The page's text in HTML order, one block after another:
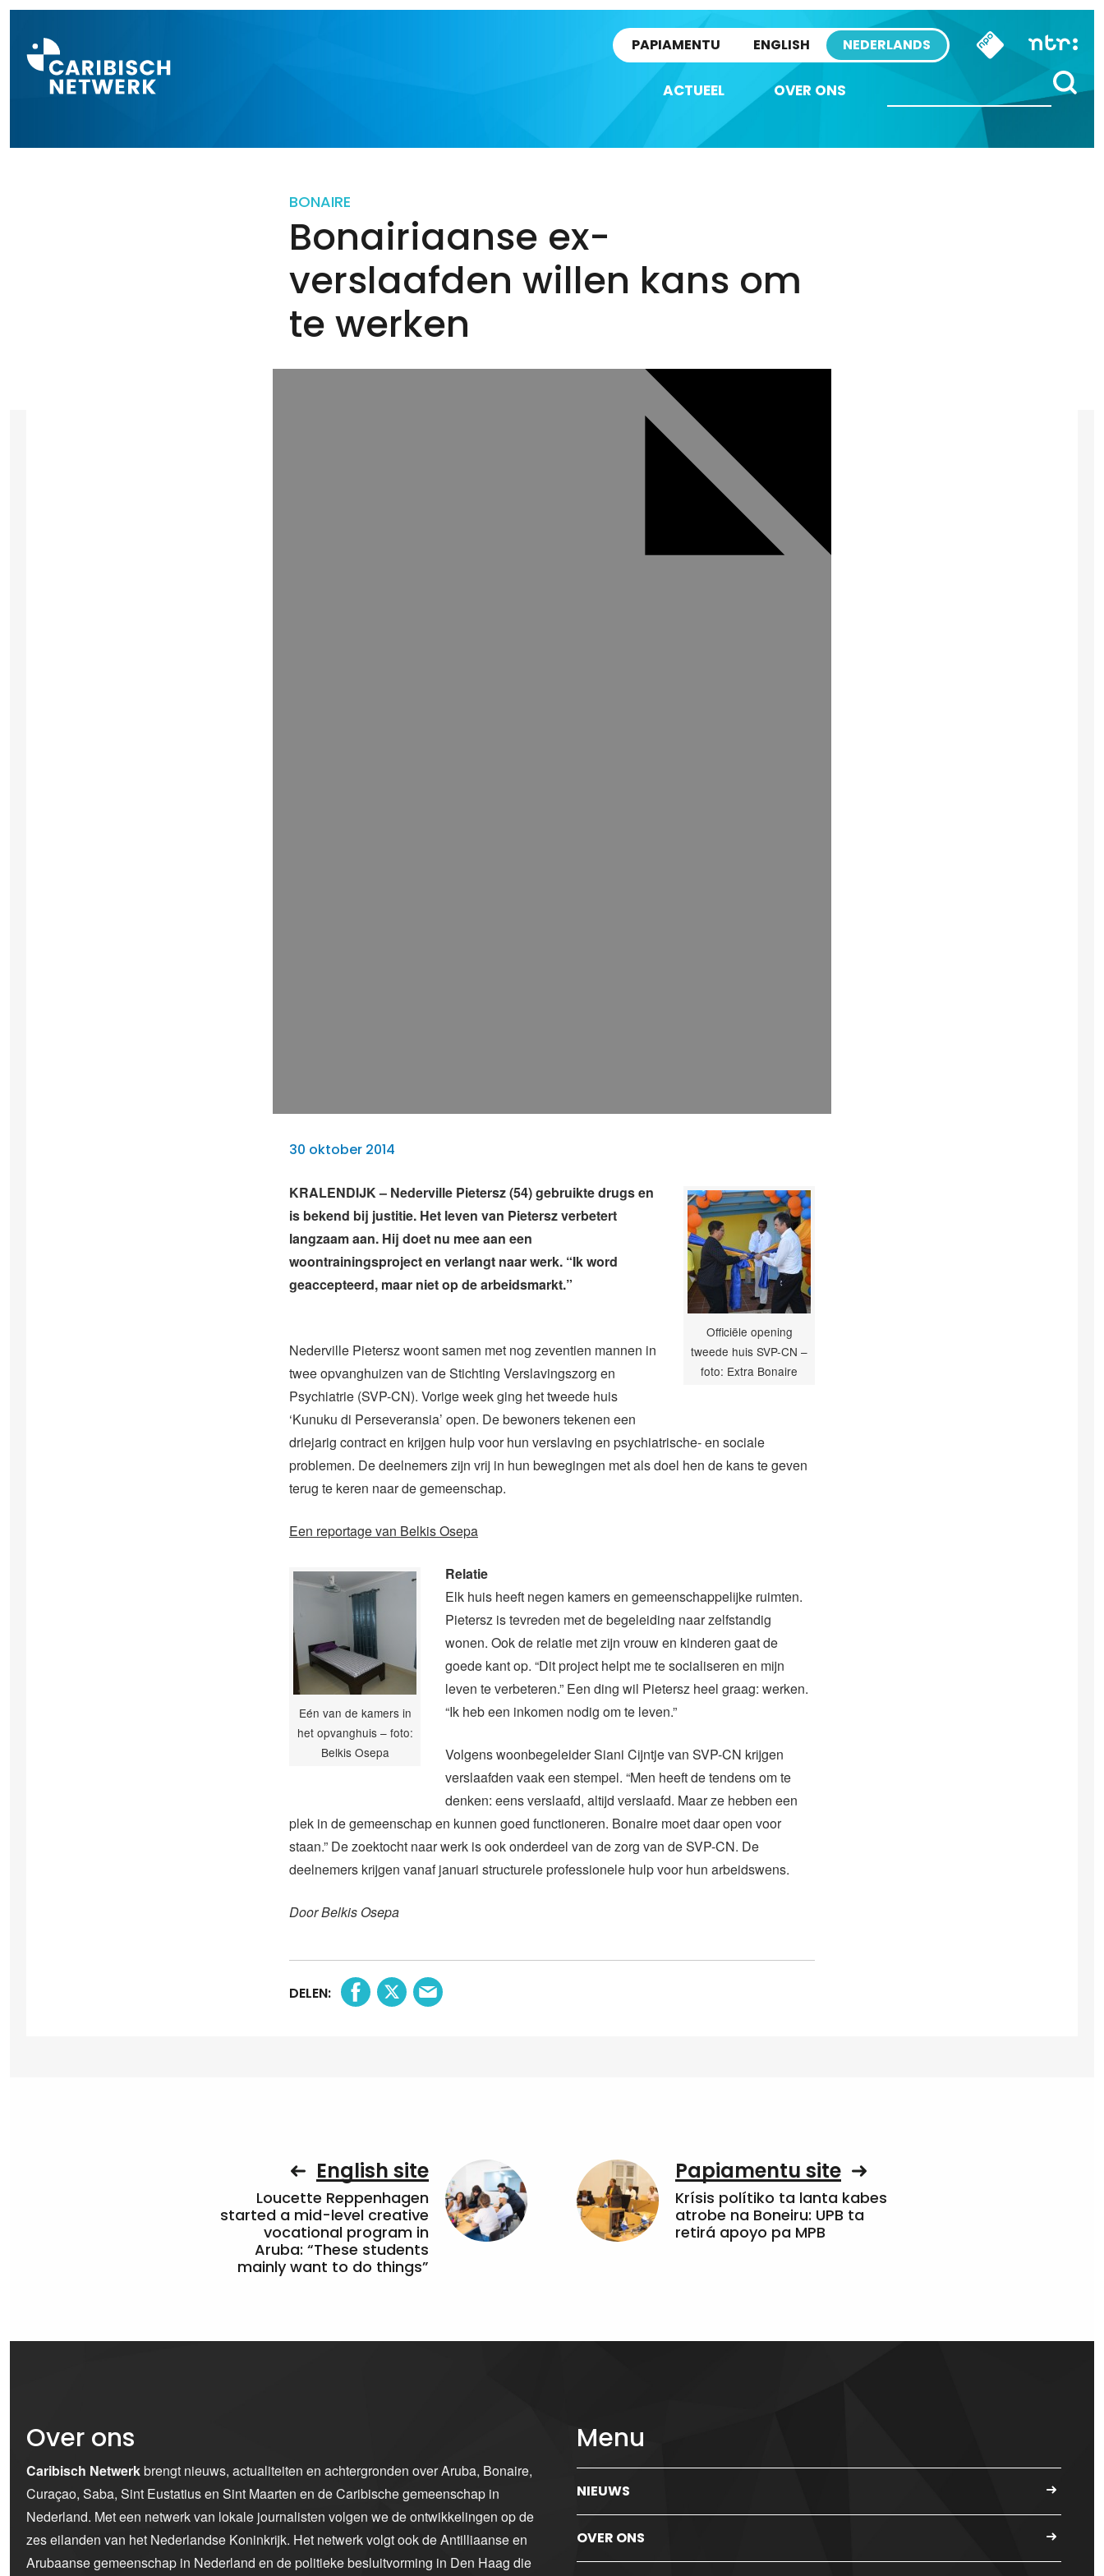
PAPIAMENTU ENGLISH NEDERLANDS
ACTUEEL OVER ONS
BONAIRE
Bonairiaanse ex-
verslaafden willen kans om
te werken
30 oktober 2014
Officiële opening
tweede huis SVP-CN –
foto: Extra Bonaire
KRALENDIJK – Nederville Pietersz (54) gebruikte drugs en
is bekend bij justitie. Het leven van Pietersz verbetert
langzaam aan. Hij doet nu mee aan een
woontrainingsproject en verlangt naar werk. “Ik word
geaccepteerd, maar niet op de arbeidsmarkt.”
Nederville Pietersz woont samen met nog zeventien mannen in
twee opvanghuizen van de Stichting Verslavingszorg en
Psychiatrie (SVP-CN). Vorige week ging het tweede huis
‘Kunuku di Perseveransia’ open. De bewoners tekenen een
driejarig contract en krijgen hulp voor hun verslaving en psychiatrische- en sociale
problemen. De deelnemers zijn vrij in hun bewegingen met als doel hen de kans te geven
terug te keren naar de gemeenschap.
Een reportage van Belkis Osepa
Eén van de kamers in
het opvanghuis – foto:
Belkis Osepa
Relatie
Elk huis heeft negen kamers en gemeenschappelijke ruimten.
Pietersz is tevreden met de begeleiding naar zelfstandig
wonen. Ook de relatie met zijn vrouw en kinderen gaat de
goede kant op. “Dit project helpt me te socialiseren en mijn
leven te verbeteren.” Een ding wil Pietersz heel graag: werken.
“Ik heb een inkomen nodig om te leven.”
Volgens woonbegeleider Siani Cijntje van SVP-CN krijgen
verslaafden vaak een stempel. “Men heeft de tendens om te
denken: eens verslaafd, altijd verslaafd. Maar ze hebben een
plek in de gemeenschap en kunnen goed functioneren. Bonaire moet daar open voor
staan.” De zoektocht naar werk is ook onderdeel van de zorg van de SVP-CN. De
deelnemers krijgen vanaf januari structurele professionele hulp voor hun arbeidswens.
Door Belkis Osepa
DELEN:
English site
Loucette Reppenhagen
started a mid-level creative
vocational program in
Aruba: “These students
mainly want to do things”
Papiamentu site
Krísis polítiko ta lanta kabes
atrobe na Boneiru: UPB ta
retirá apoyo pa MPB
Over ons
Caribisch Netwerkbrengt nieuws, actualiteiten en achtergronden over Aruba, Bonaire,
Curaçao, Saba, Sint Eustatius en Sint Maarten en de Caribische gemeenschap in
Nederland. Met een netwerk van lokale journalisten volgen we de ontwikkelingen op de
zes eilanden van het Nederlandse Koninkrijk. Het netwerk volgt ook de Antilliaanse en
Arubaanse gemeenschap in Nederland en de politieke besluitvorming in Den Haag die
Menu
NIEUWS
OVER ONS